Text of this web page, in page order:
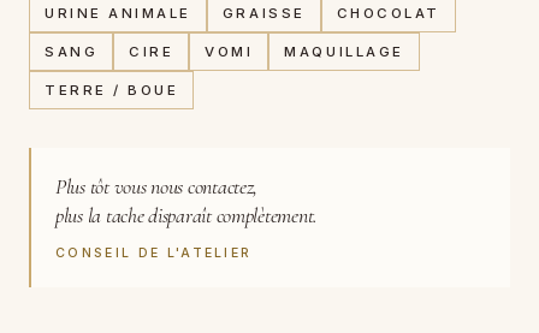
URINE ANIMALE GRAISSE CHOCOLAT
SANG CIRE VOMI MAQUILLAGE
TERRE / BOUE
Plus tôt vous nous contactez,
plus la tache disparaît complètement.
CONSEIL DE L'ATELIER